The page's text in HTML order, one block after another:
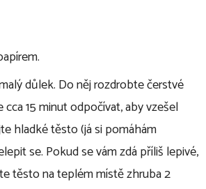
důlek. Do něj rozdrobte čerstvé
15 minut odpočívat, aby vzešel
hladké těsto (já si pomáhám
se. Pokud se vám zdá příliš lepivé,
těsto na teplém místě zhruba 2